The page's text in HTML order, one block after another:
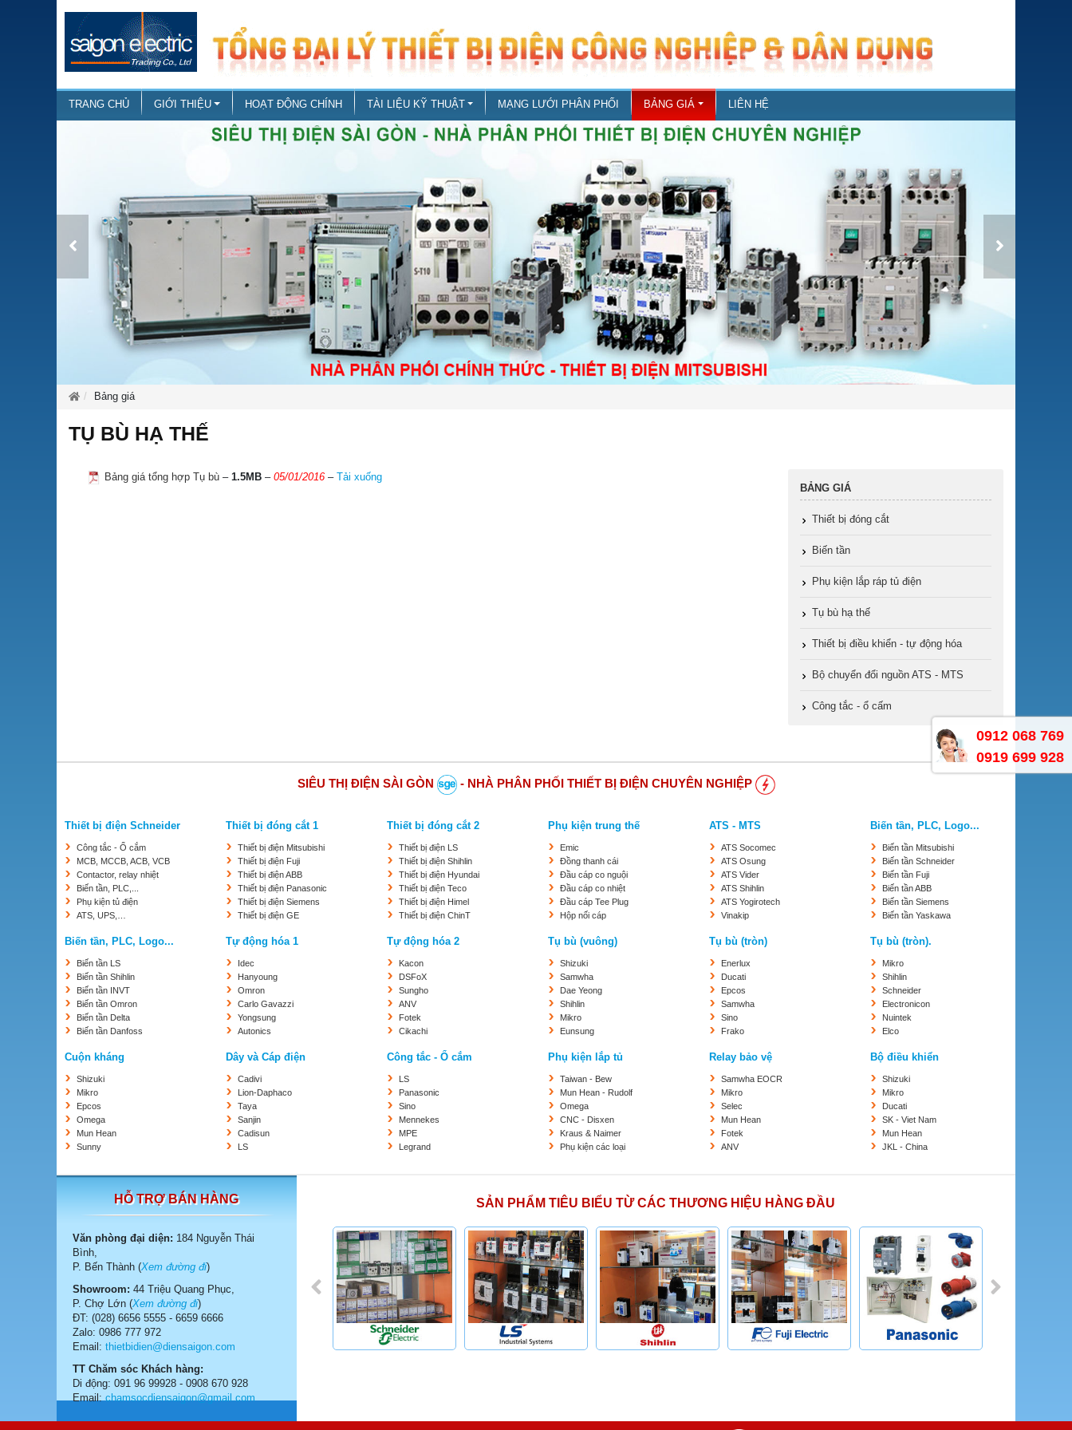
TRANG CHỦ GIỚI THIỆU HOẠT ĐỘNG CHÍNH TÀI LIỆU KỸ THUẬT MẠNG LƯỚI PHÂN PHỐI BẢNG GIÁ LIÊN HỆ
Bảng giá
TỤ BÙ HẠ THẾ
Bảng giá tổng hợp Tụ bù – 1.5MB – 05/01/2016 –
Tải xuống
BẢNG GIÁ
Thiết bị đóng cắt
Biến tần
Phụ kiện lắp ráp tủ điện
Tụ bù hạ thế
Thiết bị điều khiển - tự động hóa
Bộ chuyển đổi nguồn ATS - MTS
Công tắc - ổ cấm
SIÊU THỊ ĐIỆN SÀI GÒN - NHÀ PHÂN PHỐI THIẾT BỊ ĐIỆN CHUYÊN NGHIỆP
Thiết bị điện Schneider
Công tắc - Ổ cắm
MCB, MCCB, ACB, VCB
Contactor, relay nhiệt
Biến tần, PLC,...
Phụ kiện tủ điện
ATS, UPS,…
Thiết bị đóng cắt 1
Thiết bị điện Mitsubishi
Thiết bị điện Fuji
Thiết bị điện ABB
Thiết bị điện Panasonic
Thiết bị điện Siemens
Thiết bị điện GE
Thiết bị đóng cắt 2
Thiết bị điện LS
Thiết bị điện Shihlin
Thiết bị điện Hyundai
Thiết bị điện Teco
Thiết bị điện Himel
Thiết bị điện ChinT
Phụ kiện trung thế
Emic
Đồng thanh cái
Đầu cáp co nguội
Đầu cáp co nhiệt
Đầu cáp Tee Plug
Hộp nối cáp
ATS - MTS
ATS Socomec
ATS Osung
ATS Vider
ATS Shihlin
ATS Yogirotech
Vinakip
Biến tần, PLC, Logo...
Biến tần Mitsubishi
Biến tần Schneider
Biến tần Fuji
Biến tần ABB
Biến tần Siemens
Biến tần Yaskawa
Biến tần, PLC, Logo...
Biến tần LS
Biến tần Shihlin
Biến tần INVT
Biến tần Omron
Biến tần Delta
Biến tần Danfoss
Tự động hóa 1
Idec
Hanyoung
Omron
Carlo Gavazzi
Yongsung
Autonics
Tự động hóa 2
Kacon
DSFoX
Sungho
ANV
Fotek
Cikachi
Tụ bù (vuông)
Shizuki
Samwha
Dae Yeong
Shihlin
Mikro
Eunsung
Tụ bù (tròn)
Enerlux
Ducati
Epcos
Samwha
Sino
Frako
Tụ bù (tròn).
Mikro
Shihlin
Schneider
Electronicon
Nuintek
Elco
Cuộn kháng
Shizuki
Mikro
Epcos
Omega
Mun Hean
Sunny
Dây và Cáp điện
Cadivi
Lion-Daphaco
Taya
Sanjin
Cadisun
LS
Công tắc - Ổ cắm
LS
Panasonic
Sino
Mennekes
MPE
Legrand
Phụ kiện lắp tủ
Taiwan - Bew
Mun Hean - Rudolf
Omega
CNC - Disxen
Kraus & Naimer
Phụ kiện các loại
Relay bảo vệ
Samwha EOCR
Mikro
Selec
Mun Hean
Fotek
ANV
Bộ điều khiển
Shizuki
Mikro
Ducati
SK - Viet Nam
Mun Hean
JKL - China
HỖ TRỢ BÁN HÀNG
Văn phòng đại diện: 184 Nguyễn Thái
Bình,
P. Bến Thành (Xem đường đi)
Showroom: 44 Triệu Quang Phục,
P. Chợ Lớn (Xem đường đi)
ĐT: (028) 6656 5555 - 6659 6666
Zalo: 0986 777 972
Email: thietbidien@diensaigon.com
TT Chăm sóc Khách hàng:
Di động: 091 96 99928 - 0908 670 928
Email:chamsocdiensaigon@gmail.com
SẢN PHẨM TIÊU BIỂU TỪ CÁC THƯƠNG HIỆU HÀNG ĐẦU
0912 068 769
0919 699 928